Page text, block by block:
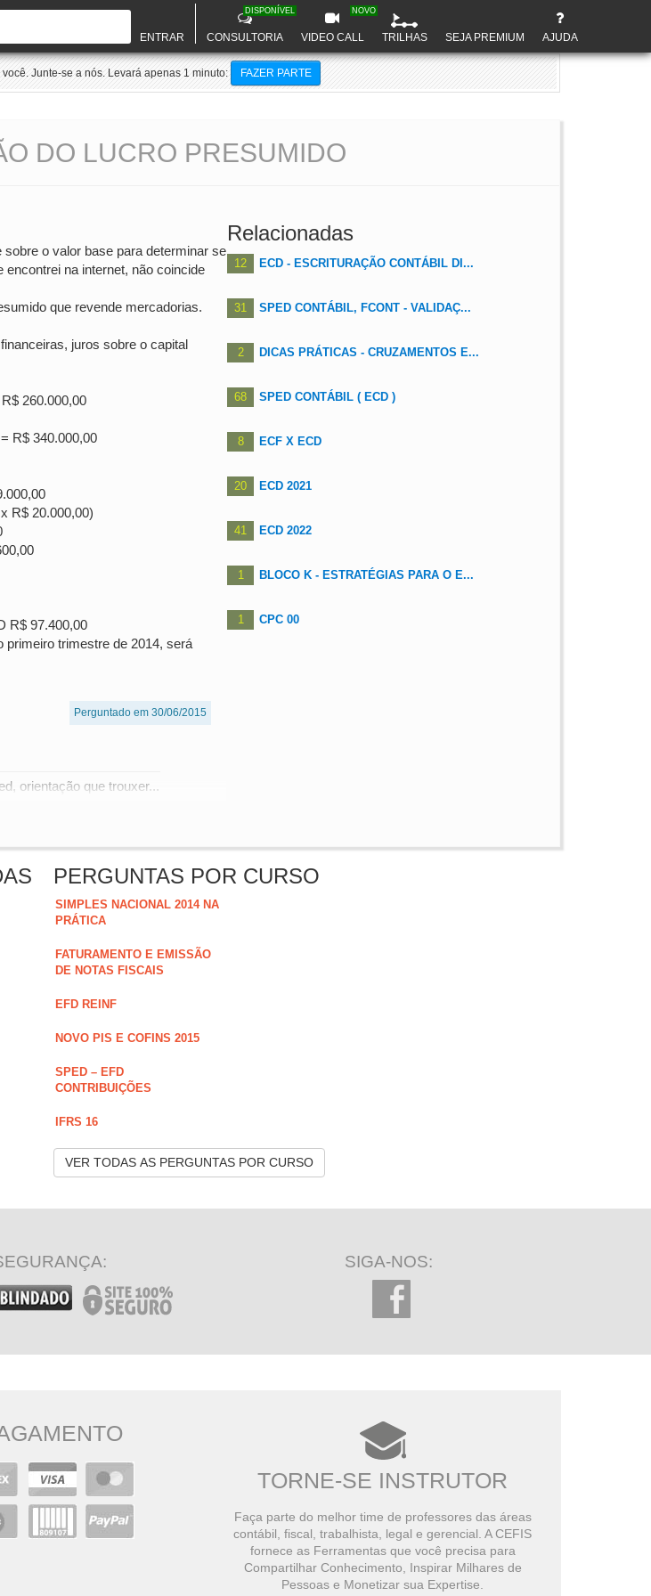
ENTRAR CONSULTORIA
DISPONÍVEL
VIDEO CALL
NOVO
TRILHAS SEJA PREMIUM AJUDA
Junte-se a nós. Levará apenas 1 minuto: FAZER PARTE
DO LUCRO PRESUMIDO
o valor base para determinar se
na internet, não coincide
que revende mercadorias.
juros sobre o capital
260.000,00
R$ 340.000,00
R$ 20.000,00)
R$ 97.400,00
primeiro trimestre de 2014, será
Perguntado em 30/06/2015
orientação que trouxer...
Relacionadas
12 ECD - ESCRITURAÇÃO CONTÁBIL DI...
31 SPED CONTÁBIL, FCONT - VALIDAÇ...
2 DICAS PRÁTICAS - CRUZAMENTOS E...
68 SPED CONTÁBIL ( ECD )
8 ECF X ECD
20 ECD 2021
41 ECD 2022
1 BLOCO K - ESTRATÉGIAS PARA O E...
1 CPC 00
PERGUNTAS POR CURSO
SIMPLES NACIONAL 2014 NA
PRÁTICA
FATURAMENTO E EMISSÃO
DE NOTAS FISCAIS
EFD REINF
NOVO PIS E COFINS 2015
SPED – EFD
CONTRIBUIÇÕES
IFRS 16
VER TODAS AS PERGUNTAS POR CURSO
SIGA-NOS:
TORNE-SE INSTRUTOR
Faça parte do melhor time de professores das áreas
contábil, fiscal, trabalhista, legal e gerencial. A CEFIS
fornece as Ferramentas que você precisa para
Compartilhar Conhecimento, Inspirar Milhares de
Pessoas e Monetizar sua Expertise.